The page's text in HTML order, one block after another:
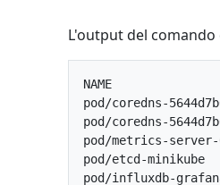
L'output del comando
NAME
pod/coredns-
pod/coredns-
pod/metrics-
pod/etcd-
pod/influxdb-